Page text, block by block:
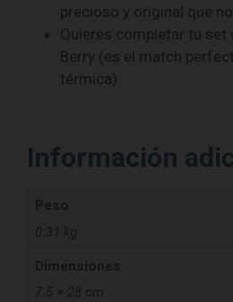
precioso y original que
Quieres completar tu set
Berry (es el match
térmica).
Información
Dimensiones
7.5 × 28 cm